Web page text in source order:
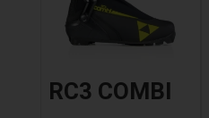
RC3 COMBI